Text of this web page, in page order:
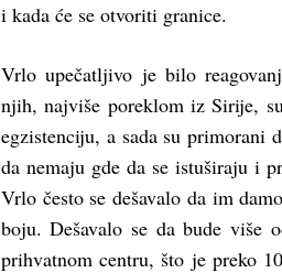
i kada će se otvoriti granice.
Vrlo upečatljivo je bilo
njih, najviše poreklom iz Sirije,
egzistenciju, a sada su
da nemaju gde da se istuširaju i
Vrlo često se dešavalo da im
boju. Dešavalo se da bude više
prihvatnom centru, što je preko